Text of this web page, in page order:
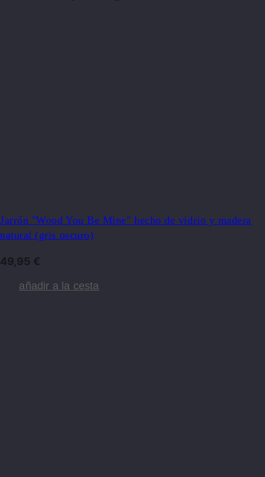
Jarrón "Wood You Be Mine" hecho de vidrio y madera
natural (gris oscuro)
49,95 €
añadir a la cesta